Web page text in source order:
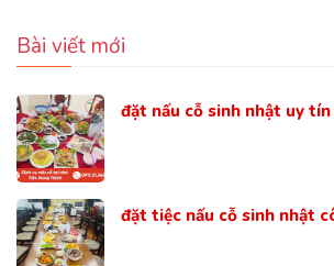
Bài viết mới
đặt nấu cỗ sinh nhật uy
đặt tiệc nấu cỗ sinh nhật